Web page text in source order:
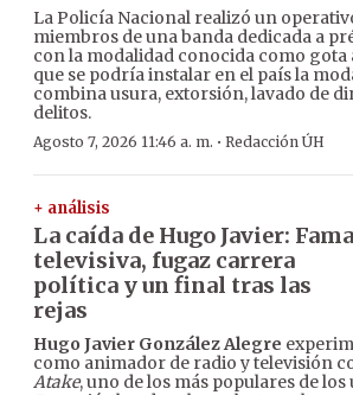
La Policía Nacional realizó un
miembros de una banda dedicada a
con la modalidad conocida como gota
que se podría instalar en el país la
combina usura, extorsión, lavado de
delitos.
Agosto 7, 2026 11:46 a. m. · Redacción ÚH
+ análisis
La caída de Hugo Javier: Fama
televisiva, fugaz carrera
política y un final tras las
rejas
Hugo Javier González Alegre
como animador de radio y televisión
Atake, uno de los más populares de